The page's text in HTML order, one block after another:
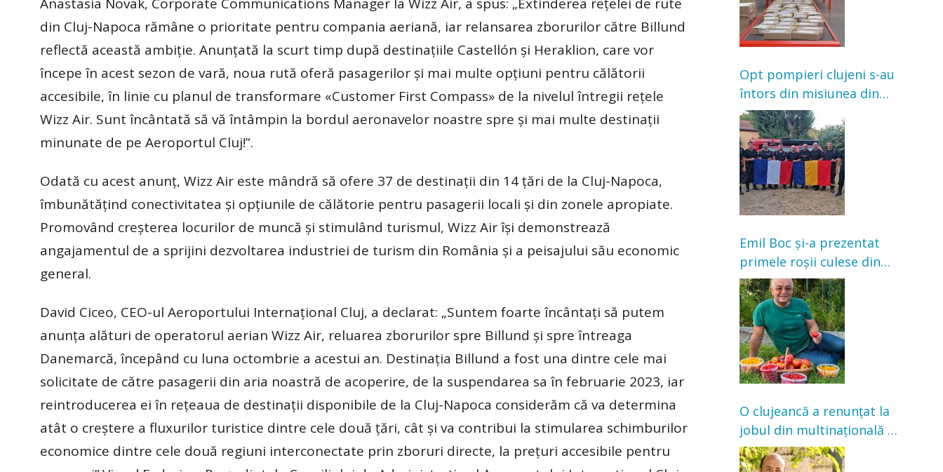
din Cluj-Napoca rămâne o prioritate pentru compania aeriană, iar relansarea zborurilor către Billund
reflectă această ambiție. Anunțată la scurt timp după destinațiile Castellón și Heraklion, care vor
începe în acest sezon de vară, noua rută oferă pasagerilor și mai multe opțiuni pentru călătorii
accesibile, în linie cu planul de transformare «Customer First Compass» de la nivelul întregii rețele
Wizz Air. Sunt încântată să vă întâmpin la bordul aeronavelor noastre spre și mai multe destinații
minunate de pe Aeroportul Cluj!”.
Odată cu acest anunț, Wizz Air este mândră să ofere 37 de destinații din 14 țări de la Cluj-Napoca,
îmbunătățind conectivitatea și opțiunile de călătorie pentru pasagerii locali și din zonele apropiate.
Promovând creșterea locurilor de muncă și stimulând turismul, Wizz Air își demonstrează
angajamentul de a sprijini dezvoltarea industriei de turism din România și a peisajului său economic
general.
David Ciceo, CEO-ul Aeroportului Internațional Cluj, a declarat: „Suntem foarte încântați să putem
anunța alături de operatorul aerian Wizz Air, reluarea zborurilor spre Billund și spre întreaga
Danemarcă, începând cu luna octombrie a acestui an. Destinația Billund a fost una dintre cele mai
solicitate de către pasagerii din aria noastră de acoperire, de la suspendarea sa în februarie 2023, iar
reintroducerea ei în rețeaua de destinații disponibile de la Cluj-Napoca considerăm că va determina
atât o creștere a fluxurilor turistice dintre cele două țări, cât și va contribui la stimularea schimburilor
economice dintre cele două regiuni interconectate prin zboruri directe, la prețuri accesibile pentru
Opt pompieri clujeni s-au
întors din misiunea din
Franța. Au intervenit la
incendii de vegetație și
pădure
Emil Boc și-a prezentat
primele roșii culese din
grădină: „Niciun magazin
nu poate oferi această
satisfacție”
O clujeancă a renunțat la
jobul din multinațională și
s-a mutat la țară. Acum
cultivă legume în grădina